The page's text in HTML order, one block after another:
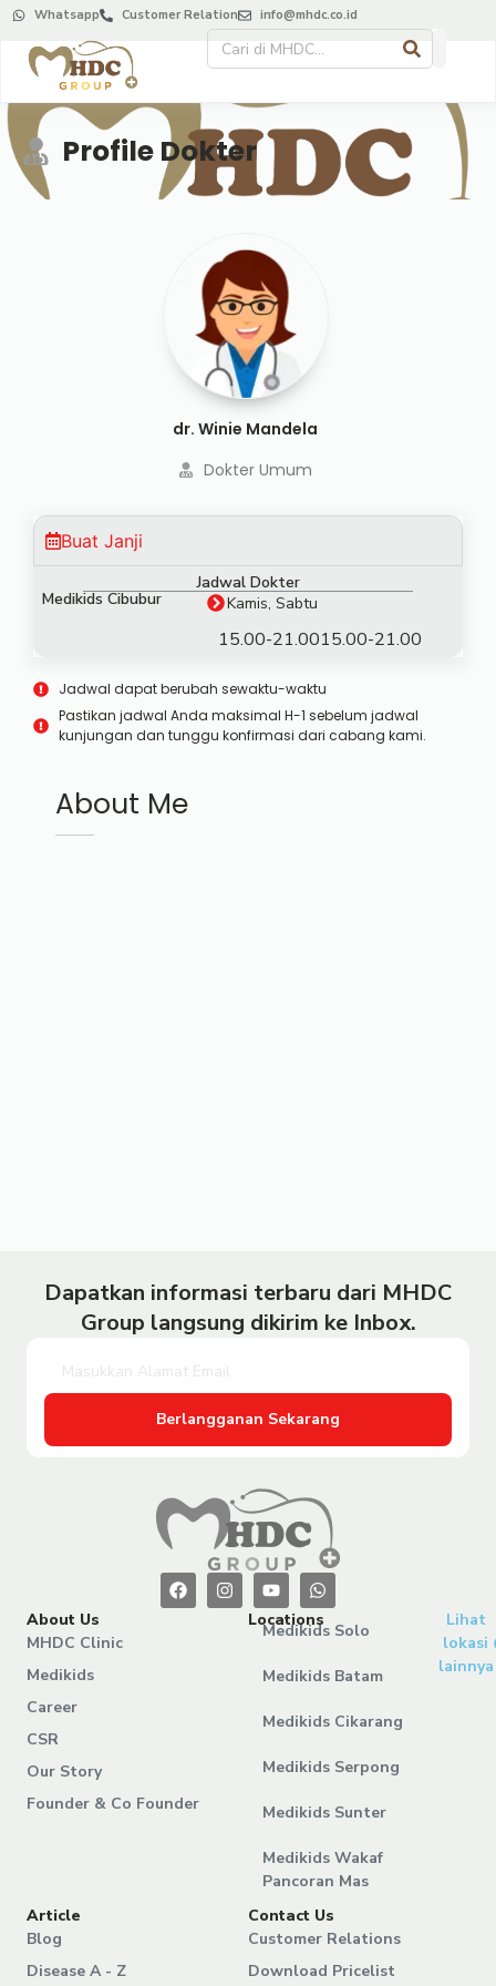
Whatsapp Customer Relation info@mhdc.co.id
Profile Dokter
dr. Winie Mandela
Dokter Umum
Buat Janji
Jadwal Dokter
Medikids Cibubur Kamis, Sabtu
15.00-21.0015.00-21.00
Jadwal dapat berubah sewaktu-waktu
Pastikan jadwal Anda maksimal H-1 sebelum jadwal
kunjungan dan tunggu konfirmasi dari cabang kami.
About Me
Dapatkan informasi terbaru dari MHDC
Group langsung dikirim ke Inbox.
Berlangganan Sekarang
About Us
MHDC Clinic
Medikids
Career
CSR
Our Story
Founder & Co Founder
Locations
Medikids Solo
Medikids Batam
Medikids Cikarang
Medikids Serpong
Medikids Sunter
Medikids Wakaf
Pancoran Mas
Lihat
lokasi
lainnya
Article
Blog
Disease A - Z
Contact Us
Customer Relations
Download Pricelist